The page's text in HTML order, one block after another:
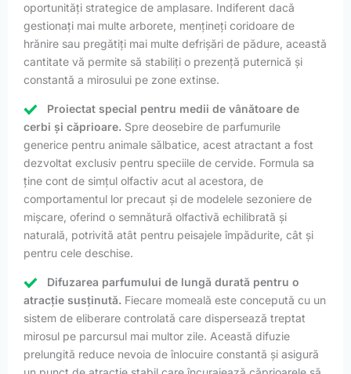
oportunități strategice de amplasare. Indiferent dacă
gestionați mai multe arborete, mențineți coridoare de
hrănire sau pregătiți mai multe defrișări de pădure, această
cantitate vă permite să stabiliți o prezență puternică și
constantă a mirosului pe zone extinse.
Proiectat special pentru medii de vânătoare de
cerbi și căprioare. Spre deosebire de parfumurile
generice pentru animale sălbatice, acest atractant a fost
dezvoltat exclusiv pentru speciile de cervide. Formula sa
ține cont de simțul olfactiv acut al acestora, de
comportamentul lor precaut și de modelele sezoniere de
mișcare, oferind o semnătură olfactivă echilibrată și
naturală, potrivită atât pentru peisajele împădurite, cât și
pentru cele deschise.
Difuzarea parfumului de lungă durată pentru o
atracție susținută. Fiecare momeală este concepută cu un
sistem de eliberare controlată care dispersează treptat
mirosul pe parcursul mai multor zile. Această difuzie
prelungită reduce nevoia de înlocuire constantă și asigură